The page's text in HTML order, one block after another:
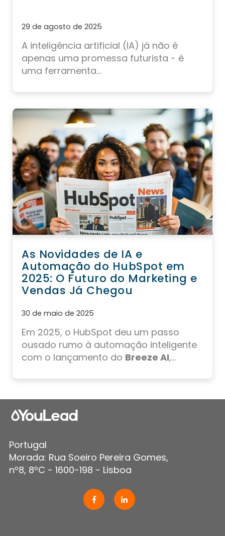
29 de agosto de 2025
A inteligência artificial (IA) já não é
apenas uma promessa futurista - é
uma ferramenta...
As Novidades de IA e
Automação do HubSpot em
2025: O Futuro do Marketing e
Vendas Já Chegou
30 de maio de 2025
Em 2025, o HubSpot deu um passo
ousado rumo à automação inteligente
com o lançamento do Breeze AI,...
Portugal
Morada: Rua Soeiro Pereira Gomes,
nº8, 8ºC - 1600-198 - Lisboa